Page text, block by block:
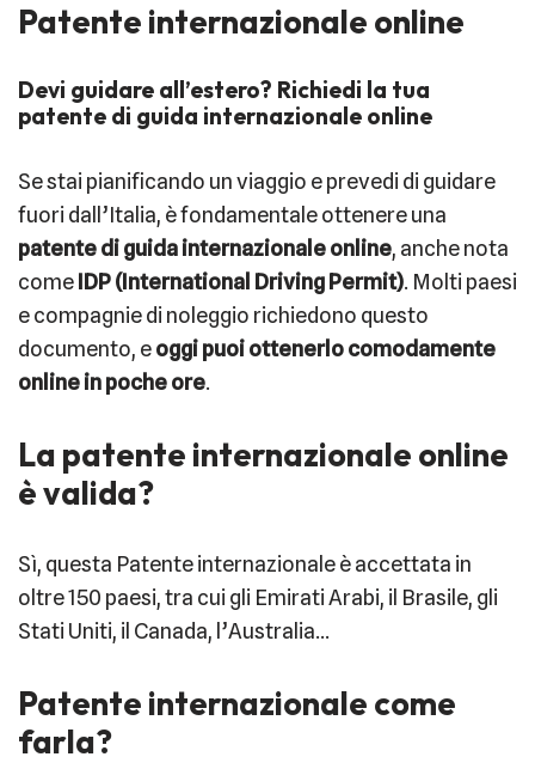
Patente internazionale online
Devi guidare all’estero? Richiedi la tua
patente di guida internazionale online
Se stai pianificando un viaggio e prevedi di guidare
fuori dall’Italia, è fondamentale ottenere una
patente di guida internazionale online, anche nota
comeIDP (International Driving Permit). Molti paesi
e compagnie di noleggio richiedono questo
documento, eoggi puoi ottenerlo comodamente
online in poche ore.
La patente internazionale online
è valida?
Sì, questa Patente internazionale è accettata in
oltre 150 paesi, tra cui gli Emirati Arabi, il Brasile, gli
Stati Uniti, il Canada, l’Australia…
Patente internazionale come
farla?